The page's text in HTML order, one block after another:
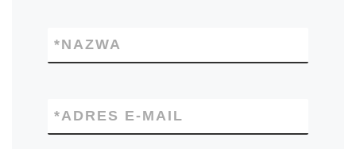
NAZWA
*
ADRES E-MAIL
*